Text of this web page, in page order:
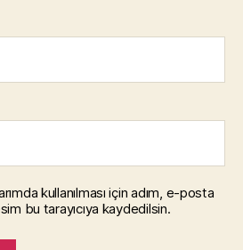
kullanılması için adım, e-posta
bu tarayıcıya kaydedilsin.